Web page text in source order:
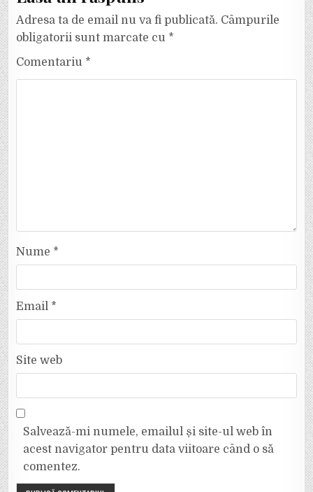
Adresa ta de email nu va fi publicată. Câmpurile
obligatorii sunt marcate cu *
Comentariu *
Nume *
Email *
Site web
Salvează-mi numele, emailul și site-ul web în
acest navigator pentru data viitoare când o să
comentez.